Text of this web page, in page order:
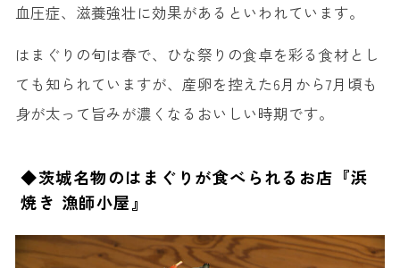
血圧症、滋養強壮に効果があるといわれています。
はまぐりの旬は春で、ひな祭りの食卓を彩る食材とし
ても知られていますが、産卵を控えた6月から7月頃も
身が太って旨みが濃くなるおいしい時期です。
◆茨城名物のはまぐりが食べられるお店『浜
焼き 漁師小屋』